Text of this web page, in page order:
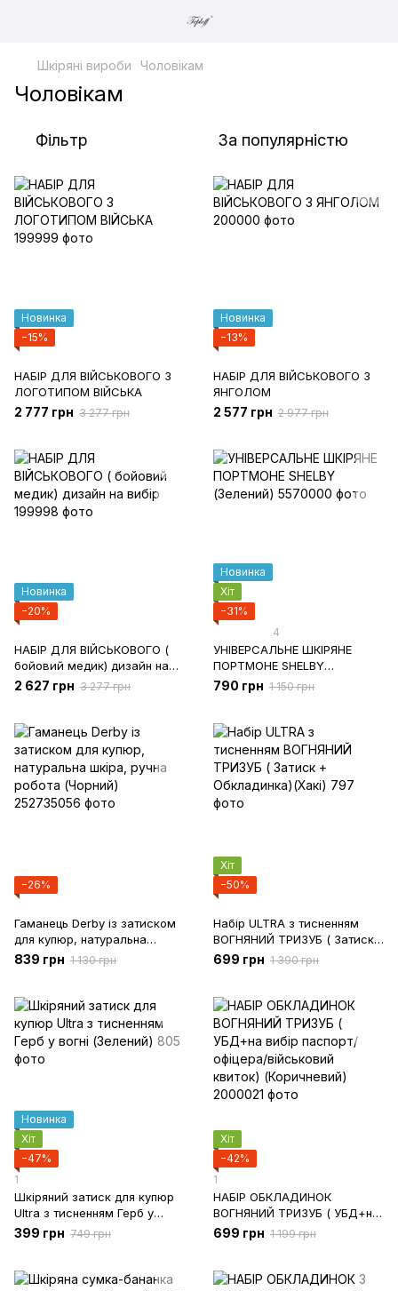
Шкіряні вироби Чоловікам
Чоловікам
Фільтр За популярністю
Новинка
−15%
НАБІР ДЛЯ ВІЙСЬКОВОГО З
ЛОГОТИПОМ ВІЙСЬКА
2 777 грн 3 277 грн
Новинка
−13%
НАБІР ДЛЯ ВІЙСЬКОВОГО З
ЯНГОЛОМ
2 577 грн 2 977 грн
Новинка
−20%
НАБІР ДЛЯ ВІЙСЬКОВОГО (
бойовий медик) дизайн на
вибір
2 627 грн 3 277 грн
Новинка
Хіт
−31%
4
УНІВЕРСАЛЬНЕ ШКІРЯНЕ
ПОРТМОНЕ SHELBY
(Зелений)
790 грн 1 150 грн
−26%
Гаманець Derby із затиском
для купюр, натуральна
шкіра, ручна робота
(Чорний)
839 грн 1 130 грн
Хіт
−50%
Набір ULTRA з тисненням
ВОГНЯНИЙ ТРИЗУБ ( Затиск
+ Обкладинка)(Хакі)
699 грн 1 390 грн
Новинка
Хіт
−47%
1
Шкіряний затиск для купюр
Ultra з тисненням Герб у
вогні (Зелений)
399 грн 749 грн
Хіт
−42%
1
НАБІР ОБКЛАДИНОК
ВОГНЯНИЙ ТРИЗУБ ( УБД+на
вибір паспорт/офіцера/
військовий квиток)
699 грн 1 199 грн